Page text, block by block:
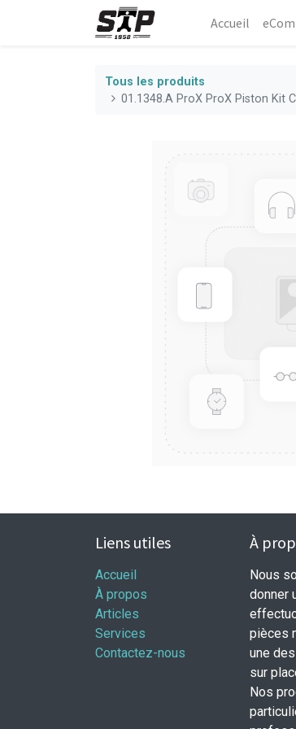
Accueil
Tous les produits
01.1348.A ProX ProX Piston Kit
Liens utiles
Accueil
À propos
Articles
Services
Contactez-nous
À
Nous
donner
pièces
une
sur
Nos